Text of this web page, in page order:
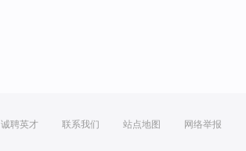
诚聘英才 联系我们 站点地图 网络举报